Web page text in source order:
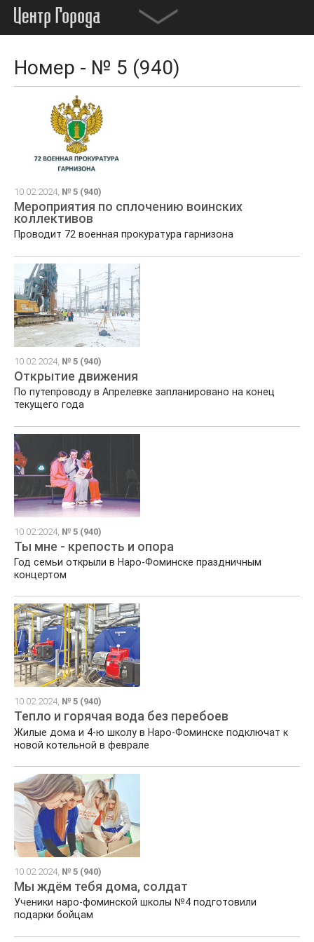
Номер - № 5 (940)
10.02.2024, № 5 (940)
Мероприятия по сплочению воинских
коллективов
Проводит 72 военная прокуратура гарнизона
10.02.2024, № 5 (940)
Открытие движения
По путепроводу в Апрелевке запланировано на конец
текущего года
10.02.2024, № 5 (940)
Ты мне - крепость и опора
Год семьи открыли в Наро-Фоминске праздничным
концертом
10.02.2024, № 5 (940)
Тепло и горячая вода без перебоев
Жилые дома и 4-ю школу в Наро-Фоминске подключат к
новой котельной в феврале
10.02.2024, № 5 (940)
Мы ждём тебя дома, солдат
Ученики наро-фоминской школы №4 подготовили
подарки бойцам